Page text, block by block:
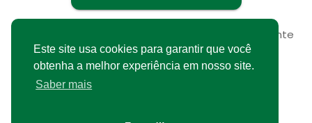
Este site usa cookies para garantir que você
obtenha a melhor experiência em nosso site.
Saber mais
Cadastre-se gratuitamente